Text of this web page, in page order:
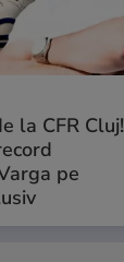
la CFR Cluj!
pe